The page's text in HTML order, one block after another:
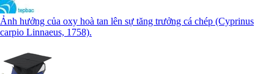
Ảnh hưởng của oxy hoà tan lên sự tăng trưởng cá chép (Cyprinus
carpio Linnaeus, 1758).